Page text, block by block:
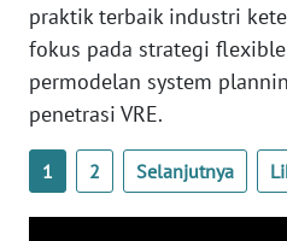
praktik terbaik industri
fokus pada strategi
permodelan system
penetrasi VRE.
1 2 Selanjutnya
WN
NUSANTARA
JOGJA
WN